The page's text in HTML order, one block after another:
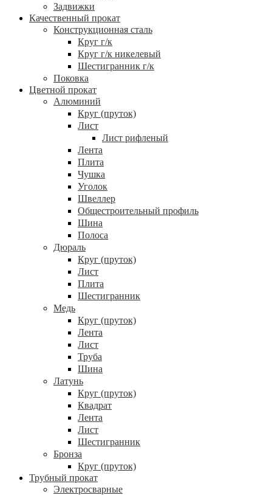
Задвижки
Качественный прокат
Конструкционная сталь
Круг г/к
Круг г/к никелевый
Шестигранник г/к
Поковка
Цветной прокат
Алюминий
Круг (пруток)
Лист
Лист рифленый
Лента
Плита
Чушка
Уголок
Швеллер
Общестроительный профиль
Шина
Полоса
Дюраль
Круг (пруток)
Лист
Плита
Шестигранник
Медь
Круг (пруток)
Лента
Лист
Труба
Шина
Латунь
Круг (пруток)
Квадрат
Лента
Лист
Шестигранник
Бронза
Круг (пруток)
Трубный прокат
Электросварные